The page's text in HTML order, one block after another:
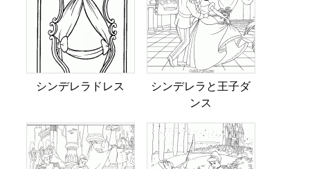
シンデレラドレス
シンデレラと王子ダ
ンス